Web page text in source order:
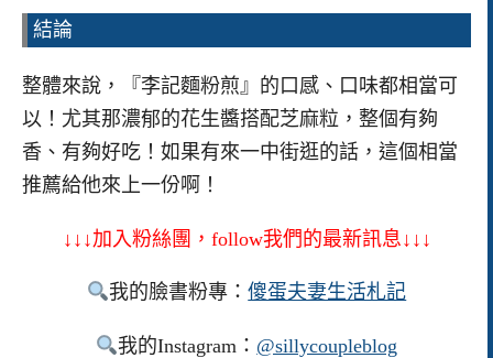
結論
整體來說，『李記麵粉煎』的口感、口味都相當可
以！尤其那濃郁的花生醬搭配芝麻粒，整個有夠
香、有夠好吃！如果有來一中街逛的話，這個相當
推薦給他來上一份啊！
↓↓↓加入粉絲團，follow我們的最新訊息↓↓↓
我的臉書粉專：傻蛋夫妻生活札記
我的Instagram： @sillycoupleblog